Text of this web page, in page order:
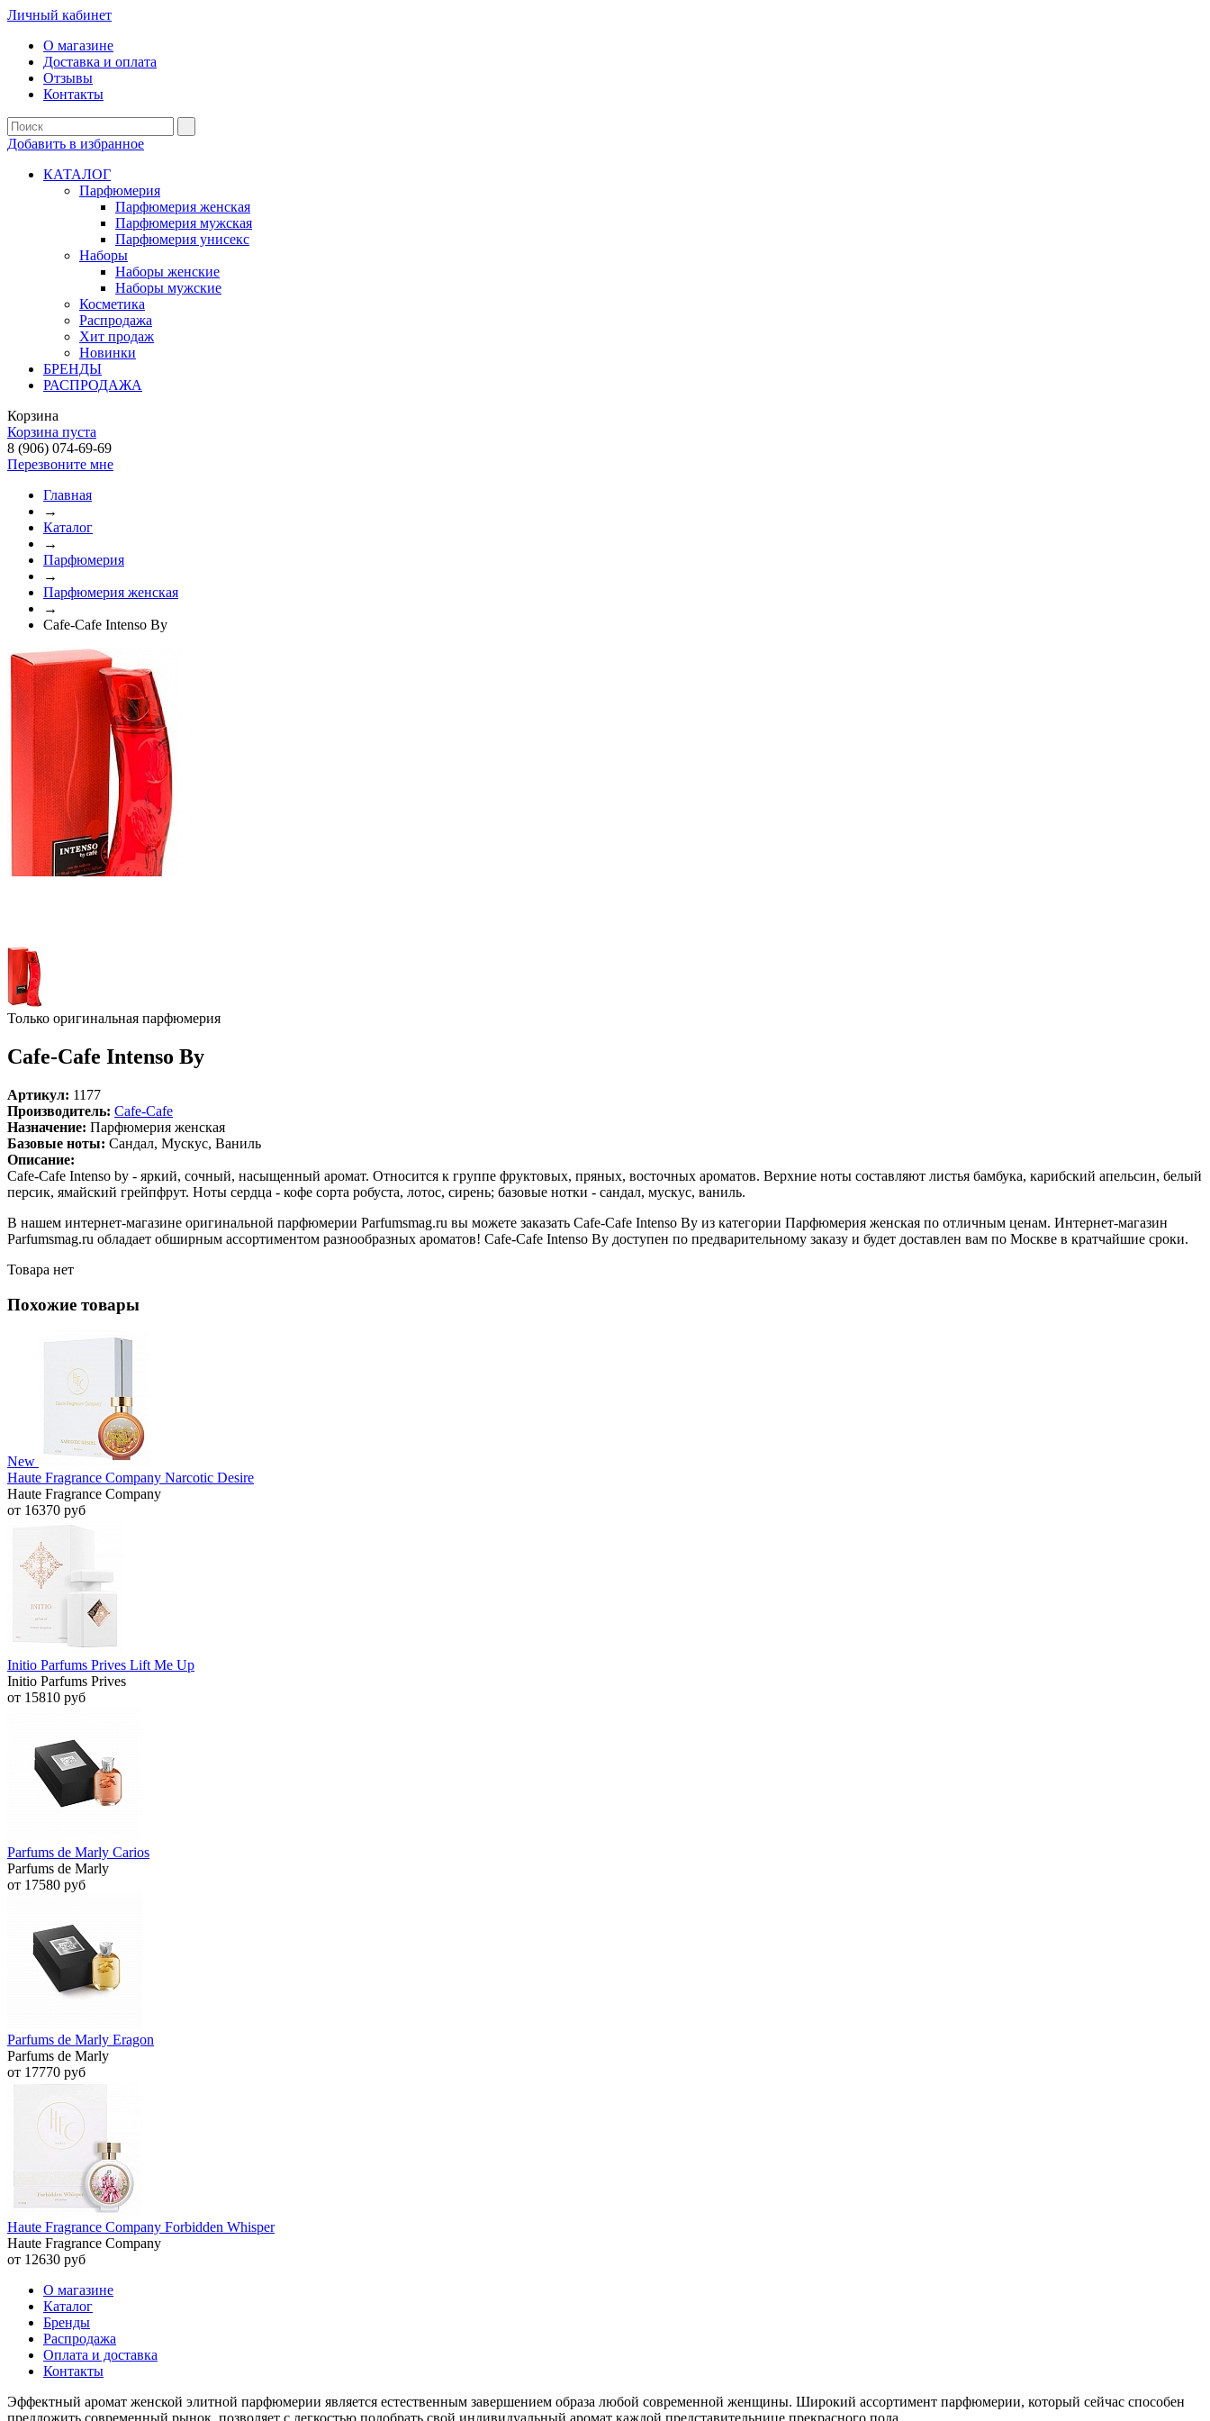
Личный кабинет
О магазине
Доставка и оплата
Отзывы
Контакты
Добавить в избранное
КАТАЛОГ
Парфюмерия
Парфюмерия женская
Парфюмерия мужская
Парфюмерия унисекс
Наборы
Наборы женские
Наборы мужские
Косметика
Распродажа
Хит продаж
Новинки
БРЕНДЫ
РАСПРОДАЖА
Корзина
Корзина пуста
8 (906) 074-69-69
Перезвоните мне
Главная
→
Каталог
→
Парфюмерия
→
Парфюмерия женская
→
Cafe-Cafe Intenso By
Только оригинальная парфюмерия
Cafe-Cafe Intenso By
Артикул: 1177
Производитель: Cafe-Cafe
Назначение: Парфюмерия женская
Базовые ноты: Сандал, Мускус, Ваниль
Описание:
Cafe-Cafe Intenso by - яркий, сочный, насыщенный аромат. Относится к группе фруктовых, пряных, восточных ароматов. Верхние ноты составляют листья бамбука, карибский апельсин, белый
персик, ямайский грейпфрут. Ноты сердца - кофе сорта робуста, лотос, сирень; базовые нотки - сандал, мускус, ваниль.
В нашем интернет-магазине оригинальной парфюмерии Parfumsmag.ru вы можете заказать Cafe-Cafe Intenso By из категории Парфюмерия женская по отличным ценам. Интернет-магазин
Parfumsmag.ru обладает обширным ассортиментом разнообразных ароматов! Cafe-Cafe Intenso By доступен по предварительному заказу и будет доставлен вам по Москве в кратчайшие сроки.
Товара нет
Похожие товары
New
Haute Fragrance Company Narcotic Desire
Haute Fragrance Company
от 16370 руб
Initio Parfums Prives Lift Me Up
Initio Parfums Prives
от 15810 руб
Parfums de Marly Carios
Parfums de Marly
от 17580 руб
Parfums de Marly Eragon
Parfums de Marly
от 17770 руб
Haute Fragrance Company Forbidden Whisper
Haute Fragrance Company
от 12630 руб
О магазине
Каталог
Бренды
Распродажа
Оплата и доставка
Контакты
Эффектный аромат женской элитной парфюмерии является естественным завершением образа любой современной женщины. Широкий ассортимент парфюмерии, который сейчас способен